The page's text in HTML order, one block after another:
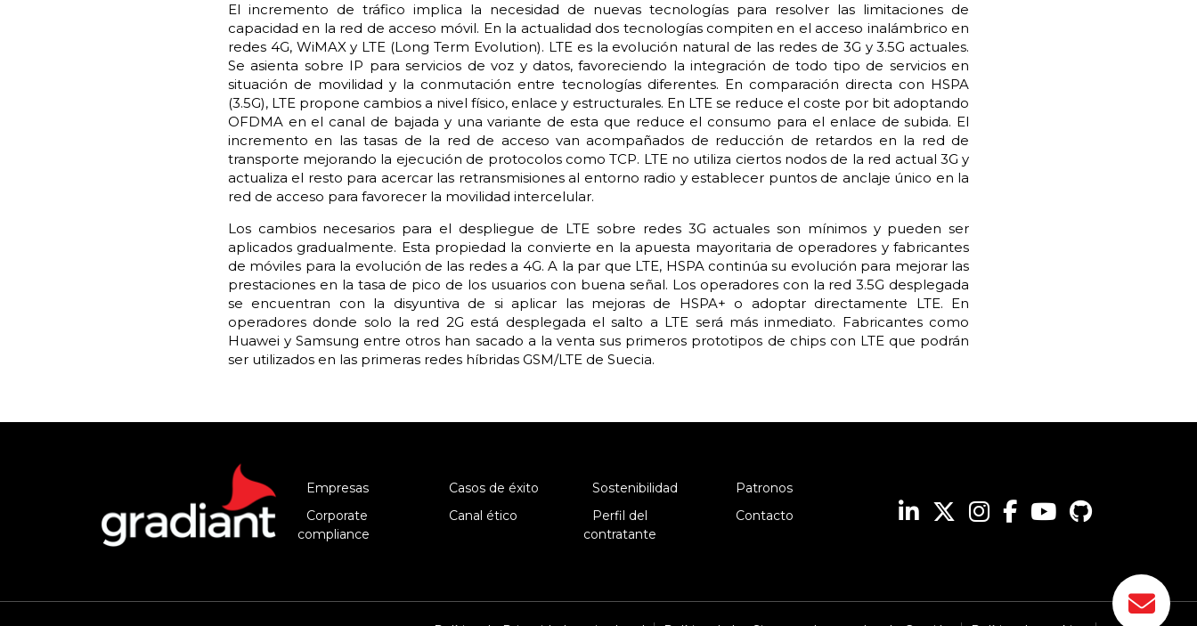
El incremento de tráfico implica la necesidad de nuevas tecnologías para resolver las limitaciones de
capacidad en la red de acceso móvil. En la actualidad dos tecnologías compiten en el acceso inalámbrico en
redes 4G, WiMAX y LTE (Long Term Evolution). LTE es la evolución natural de las redes de 3G y 3.5G actuales.
Se asienta sobre IP para servicios de voz y datos, favoreciendo la integración de todo tipo de servicios en
situación de movilidad y la conmutación entre tecnologías diferentes. En comparación directa con HSPA
(3.5G), LTE propone cambios a nivel físico, enlace y estructurales. En LTE se reduce el coste por bit adoptando
OFDMA en el canal de bajada y una variante de esta que reduce el consumo para el enlace de subida. El
incremento en las tasas de la red de acceso van acompañados de reducción de retardos en la red de
transporte mejorando la ejecución de protocolos como TCP. LTE no utiliza ciertos nodos de la red actual 3G y
actualiza el resto para acercar las retransmisiones al entorno radio y establecer puntos de anclaje único en la
red de acceso para favorecer la movilidad intercelular.
Los cambios necesarios para el despliegue de LTE sobre redes 3G actuales son mínimos y pueden ser
aplicados gradualmente. Esta propiedad la convierte en la apuesta mayoritaria de operadores y fabricantes
de móviles para la evolución de las redes a 4G. A la par que LTE, HSPA continúa su evolución para mejorar las
prestaciones en la tasa de pico de los usuarios con buena señal. Los operadores con la red 3.5G desplegada
se encuentran con la disyuntiva de si aplicar las mejoras de HSPA+ o adoptar directamente LTE. En
operadores donde solo la red 2G está desplegada el salto a LTE será más inmediato. Fabricantes como
Huawei y Samsung entre otros han sacado a la venta sus primeros prototipos de chips con LTE que podrán
ser utilizados en las primeras redes híbridas GSM/LTE de Suecia.
Empresas Casos de éxito Sostenibilidad
Patronos
Corporate
compliance
Canal ético
Perfil del
contratante
Contacto